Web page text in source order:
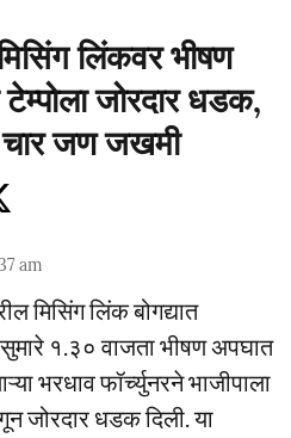
लिंकवर भीषण
जोरदार धडक,
चार जण जखमी
am
मिसिंग लिंक बोगद्यात
सुमारे १.३० वाजता भीषण अपघात
भरधाव फॉर्च्युनरने भाजीपाला
जोरदार धडक दिली. या